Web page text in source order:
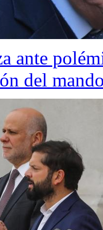
ante
del